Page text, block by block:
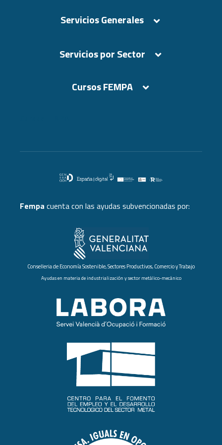
Servicios Generales
Servicios por Sector
Cursos FEMPA
Fempa cuenta con las ayudas subvencionadas por:
Conselleria de Economía Sostenible, Sectores Productivos, Comercio y Trabajo
Ayudas en materia de industrialización y sector metálico-mecánico